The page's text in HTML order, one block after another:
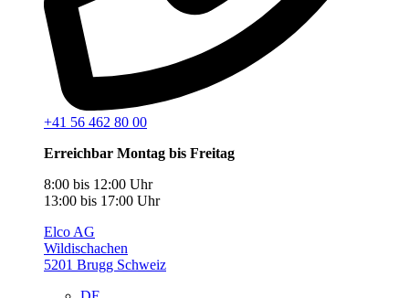
+41 56 462 80 00
Erreichbar Montag bis Freitag
8:00 bis 12:00 Uhr
13:00 bis 17:00 Uhr
Elco AG
Wildischachen
5201 Brugg Schweiz